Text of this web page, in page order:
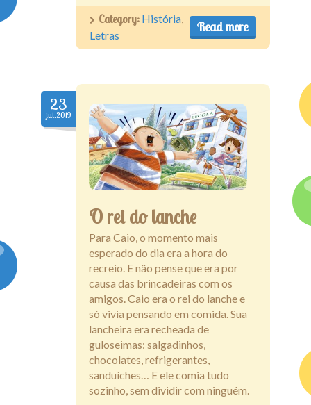
Read more
Category: História,
Letras
23
jul.2019
O rei do lanche
Para Caio, o momento mais
esperado do dia era a hora do
recreio. E não pense que era por
causa das brincadeiras com os
amigos. Caio era o rei do lanche e
só vivia pensando em comida. Sua
lancheira era recheada de
guloseimas: salgadinhos,
chocolates, refrigerantes,
sanduíches… E ele comia tudo
sozinho, sem dividir com ninguém.